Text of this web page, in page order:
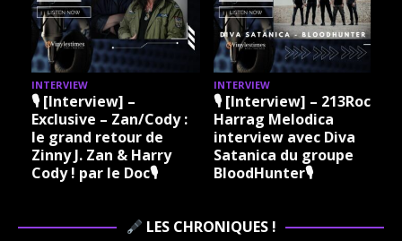
INTERVIEW
🎙 [Interview] –
Exclusive – Zan/Cody :
le grand retour de
Zinny J. Zan & Harry
Cody ! par le Doc🎙
INTERVIEW
🎙 [Interview] – 213Rock
Harrag Melodica
interview avec Diva
Satanica du groupe
BloodHunter🎙
LES CHRONIQUES !